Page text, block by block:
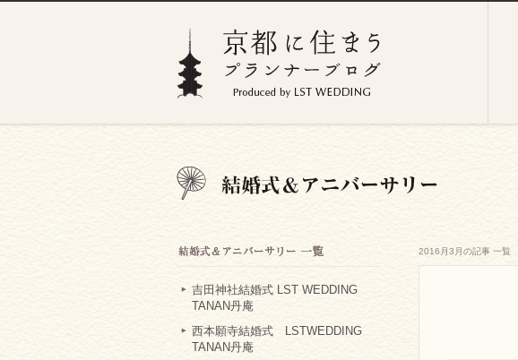
吉田神社結婚式 LST WEDDING
TANAN丹庵
西本願寺結婚式 LSTWEDDING
TANAN丹庵
2016月3月の記事 一覧